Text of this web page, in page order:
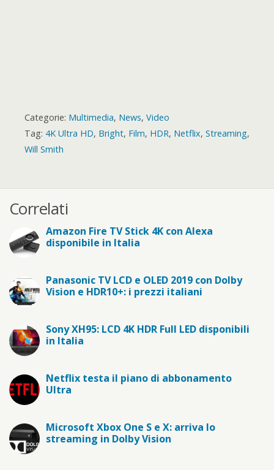
Categorie: Multimedia, News, Video
Tag: 4K Ultra HD, Bright, Film, HDR, Netflix, Streaming,
Will Smith
Correlati
Amazon Fire TV Stick 4K con Alexa
disponibile in Italia
Panasonic TV LCD e OLED 2019 con Dolby
Vision e HDR10+: i prezzi italiani
Sony XH95: LCD 4K HDR Full LED disponibili
in Italia
Netflix testa il piano di abbonamento
Ultra
Microsoft Xbox One S e X: arriva lo
streaming in Dolby Vision